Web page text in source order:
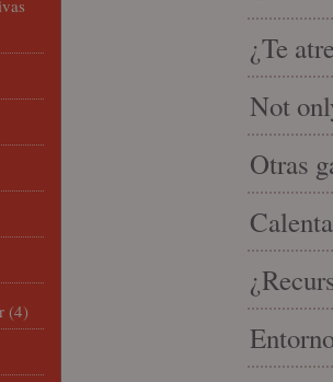
¿Te
Not
Otras
(4)